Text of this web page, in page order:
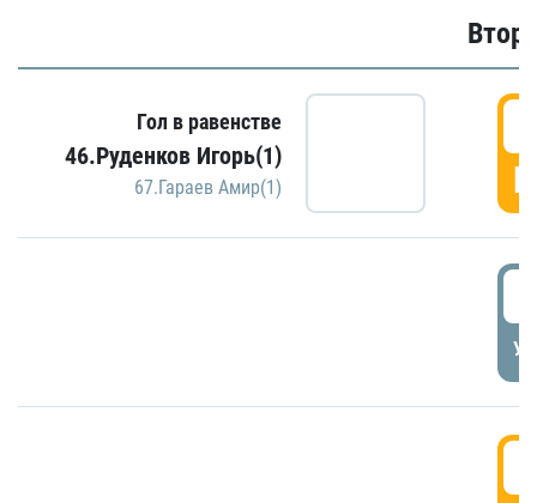
Гол в равенстве
46.Руденков Игорь(1)
67.Гараев Амир(1)